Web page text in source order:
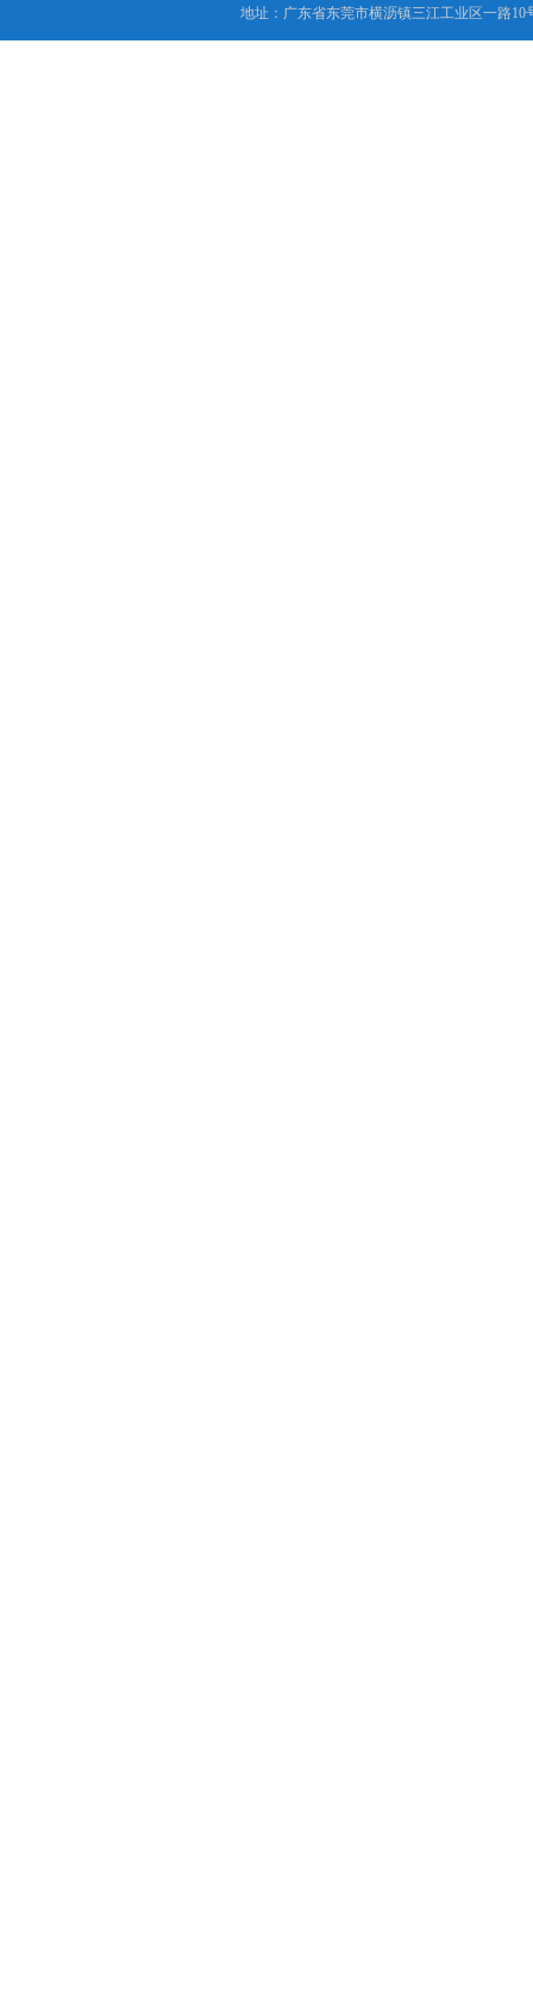
地址：广东省东莞市横沥镇三江工业区一路10